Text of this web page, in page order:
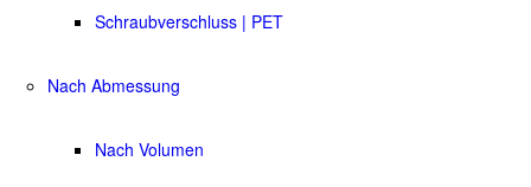
Schraubverschluss | PET
Nach Abmessung
Nach Volumen